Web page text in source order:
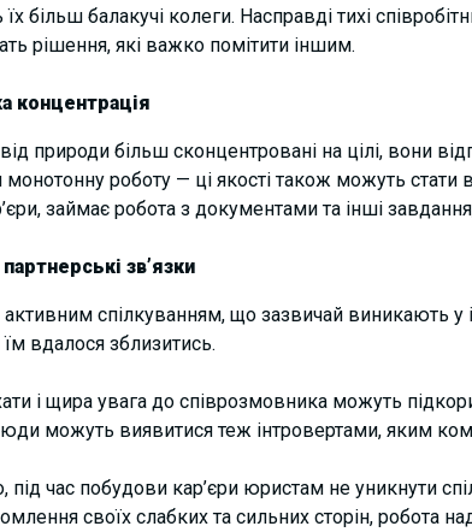
більш балакучі колеги. Насправді тихі
рішення, які важко помітити іншим.
концентрація
природи більш сконцентровані на цілі, вони
роботу — ці якості також можуть стати
займає робота з документами та інші
зв’язки
активним спілкуванням, що зазвичай виникають
вдалося зблизитись.
і щира увага до співрозмовника можуть
можуть виявитися теж інтровертами, яким
під час побудови кар’єри юристам не уникнути
своїх слабких та сильних сторін, робота